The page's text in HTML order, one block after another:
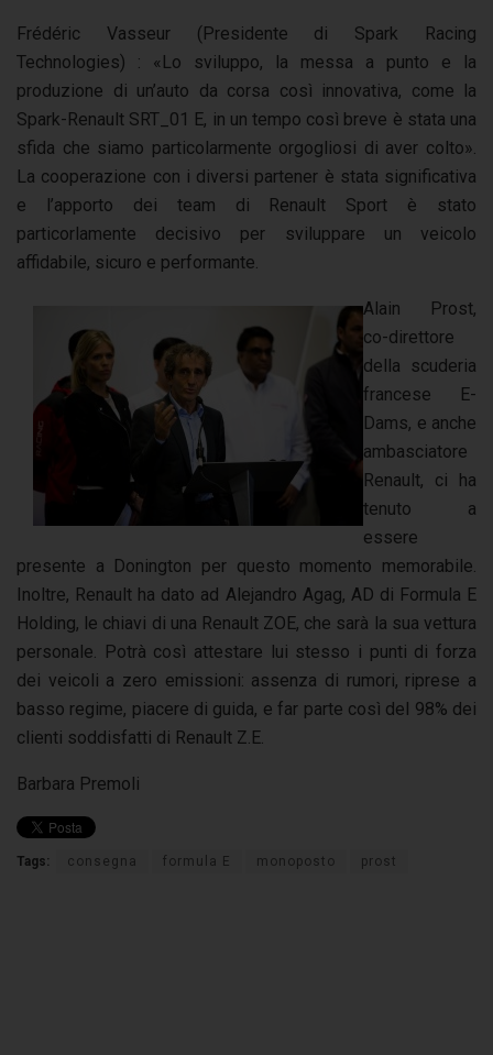
Frédéric Vasseur (Presidente di Spark Racing
Technologies) : «Lo sviluppo, la messa a punto e la
produzione di un’auto da corsa così innovativa, come la
Spark-Renault SRT_01 E, in un tempo così breve è stata una
sfida che siamo particolarmente orgogliosi di aver colto».
La cooperazione con i diversi partener è stata significativa
e l’apporto dei team di Renault Sport è stato
particorlamente decisivo per sviluppare un veicolo
affidabile, sicuro e performante.
Alain Prost,
co-direttore
della scuderia
francese E-
Dams, e anche
ambasciatore
Renault, ci ha
tenuto a
essere
presente a Donington per questo momento memorabile.
Inoltre, Renault ha dato ad Alejandro Agag, AD di Formula E
Holding, le chiavi di una Renault ZOE, che sarà la sua vettura
personale. Potrà così attestare lui stesso i punti di forza
dei veicoli a zero emissioni: assenza di rumori, riprese a
basso regime, piacere di guida, e far parte così del 98% dei
clienti soddisfatti di Renault Z.E.
Barbara Premoli
Tags: consegna formula E monoposto prost